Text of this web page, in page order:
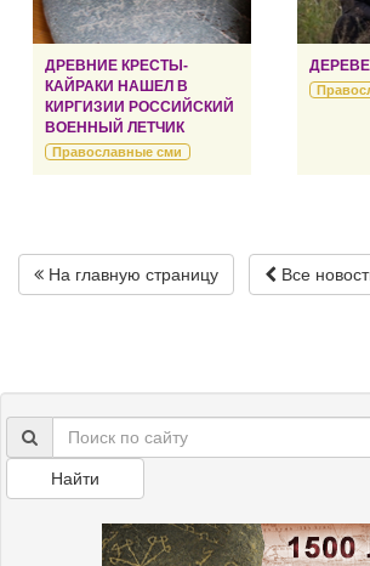
ДРЕВНИЕ КРЕСТЫ-
КАЙРАКИ НАШЕЛ В
КИРГИЗИИ РОССИЙСКИЙ
ВОЕННЫЙ ЛЕТЧИК
Православные сми
На главную страницу Все
Найти